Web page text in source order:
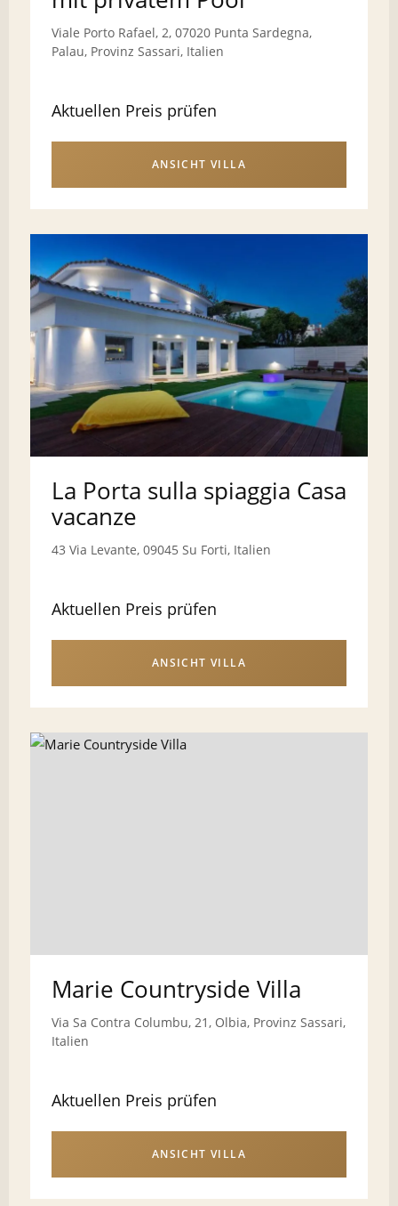
Viale Porto Rafael, 2, 07020 Punta Sardegna,
Palau, Provinz Sassari, Italien
Aktuellen Preis prüfen
ANSICHT VILLA
La Porta sulla spiaggia Casa
vacanze
43 Via Levante, 09045 Su Forti, Italien
Aktuellen Preis prüfen
ANSICHT VILLA
Marie Countryside Villa
Via Sa Contra Columbu, 21, Olbia, Provinz Sassari,
Italien
Aktuellen Preis prüfen
ANSICHT VILLA